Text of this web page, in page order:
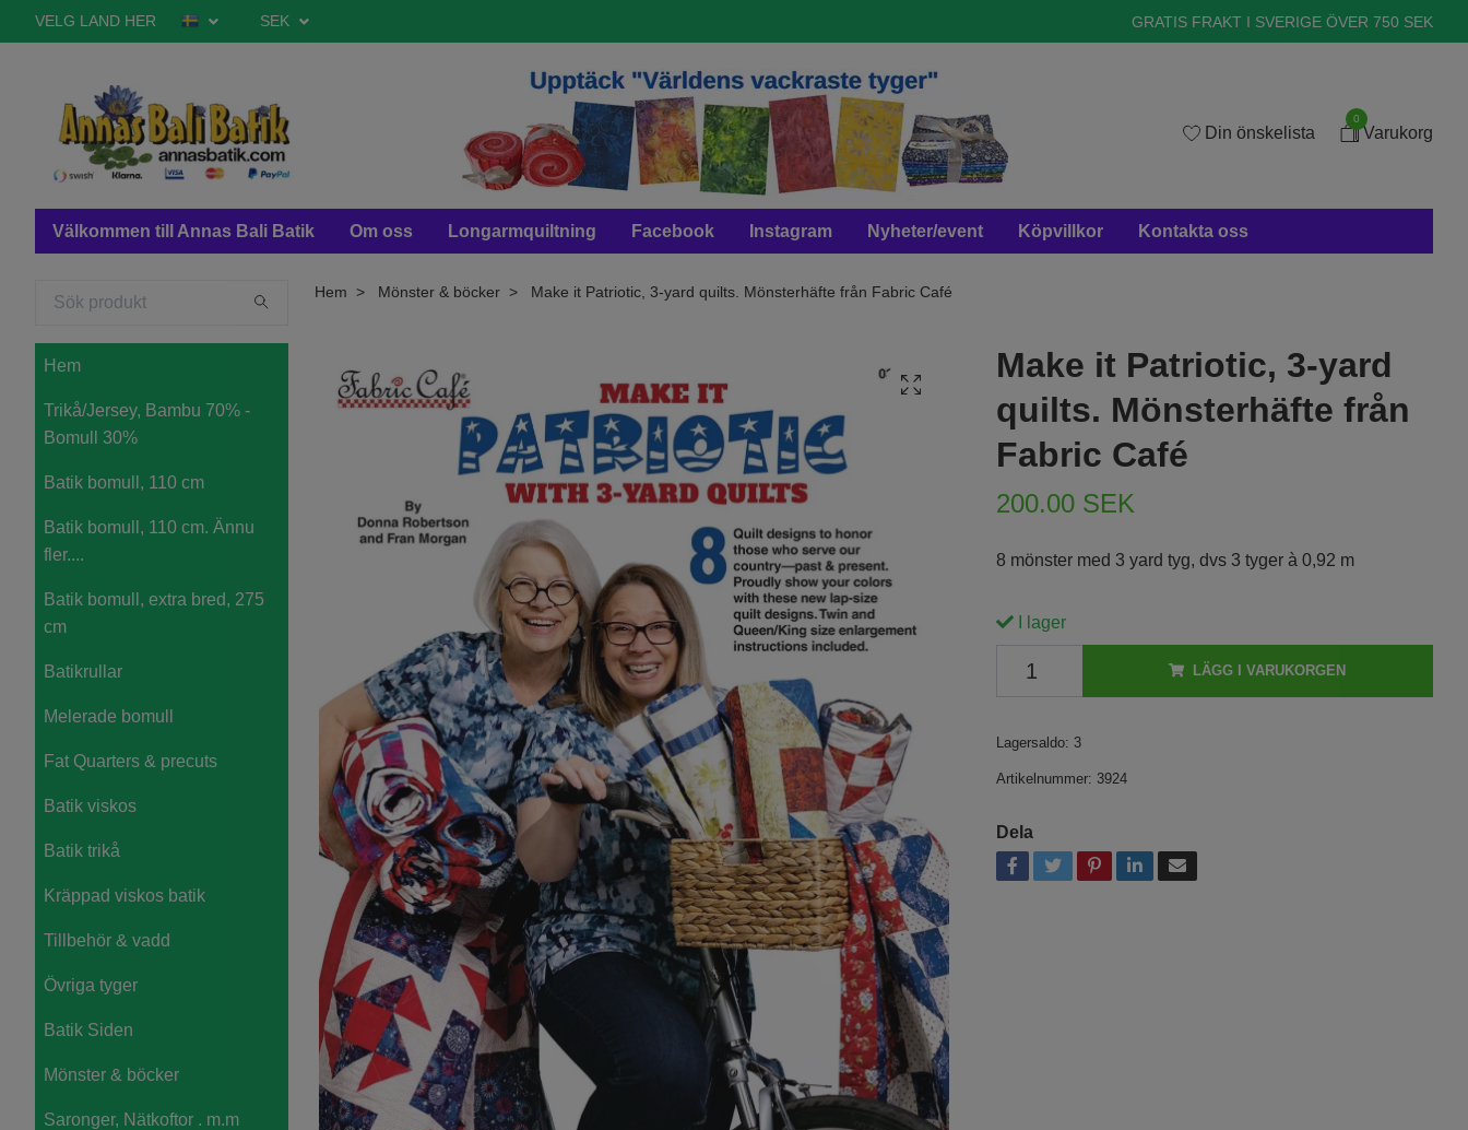
VELG LAND HER SEK GRATIS FRAKT I SVERIGE ÖVER 750 SEK
Din önskelista
0
Varukorg
Välkommen till Annas Bali Batik Om oss Longarmquiltning Facebook Instagram Nyheter/event Köpvillkor Kontakta oss
Hem
Trikå/Jersey, Bambu 70% -
Bomull 30%
Batik bomull, 110 cm
Batik bomull, 110 cm. Ännu
fler....
Batik bomull, extra bred, 275
cm
Batikrullar
Melerade bomull
Fat Quarters & precuts
Batik viskos
Batik trikå
Kräppad viskos batik
Tillbehör & vadd
Övriga tyger
Batik Siden
Mönster & böcker
Saronger, Nätkoftor . m.m
Hem Mönster & böcker Make it Patriotic, 3-yard quilts. Mönsterhäfte från Fabric Café
Make it Patriotic, 3-yard
quilts. Mönsterhäfte från
Fabric Café
200.00 SEK
8 mönster med 3 yard tyg, dvs 3 tyger à 0,92 m
I lager
LÄGG I VARUKORGEN
Lagersaldo: 3
Artikelnummer: 3924
Dela